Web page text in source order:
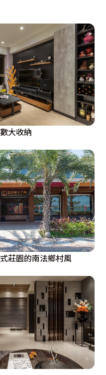
大收納
莊園的南法鄉村風